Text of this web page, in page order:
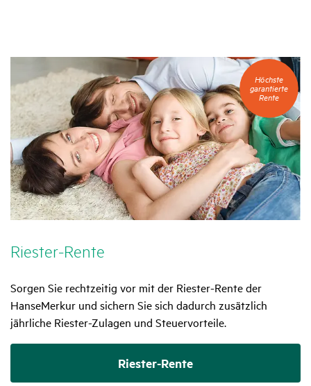
Riester-Rente
Sorgen Sie rechtzeitig vor mit der Riester-Rente der
HanseMerkur und sichern Sie sich dadurch zusätzlich
jährliche Riester-Zulagen und Steuervorteile.
Riester-Rente
Höchste
garantierte
Rente
Höchste
garantierte
Rente